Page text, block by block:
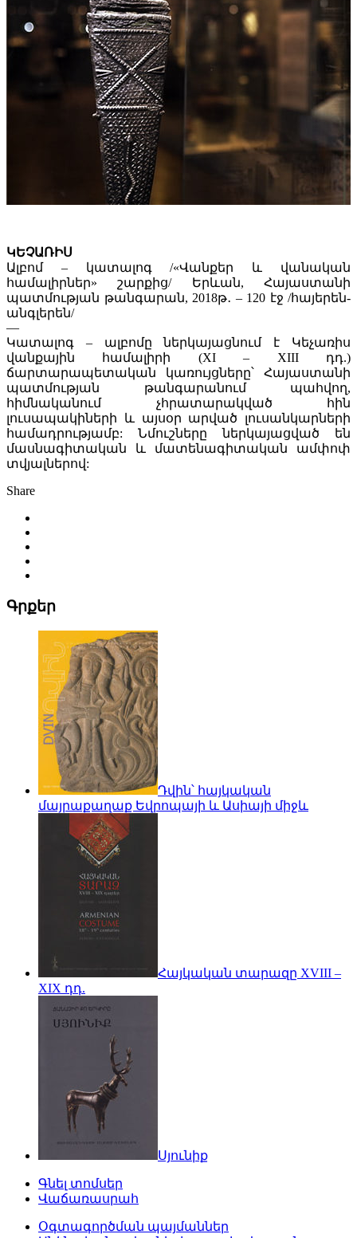
ԿԵՉԱՌԻՍ
Ալբոմ – կատալոգ /«Վանքեր և վանական
համալիրներ» շարքից/ Երևան, Հայաստանի
պատմության թանգարան, 2018թ․ – 120 էջ /հայերեն-
անգլերեն/
—
Կատալոգ – ալբոմը ներկայացնում է Կեչառիս
վանքային համալիրի (XI – XIII դդ.)
ճարտարապետական կառույցները՝ Հայաստանի
պատմության թանգարանում պահվող,
հիմնականում չհրատարակված հին
լուսապակիների և այսօր արված լուսանկարների
համադրությամբ: Նմուշները ներկայացված են
մասնագիտական և մատենագիտական ամփոփ
տվյալներով:
Share
Գրքեր
Դվին՝ հայկական
մայրաքաղաք Եվրոպայի և Ասիայի միջև
Հայկական տարազը XVIII –
XIX դդ.
Սյունիք
Գնել տոմսեր
Վաճառասրահ
Օգտագործման պայմաններ